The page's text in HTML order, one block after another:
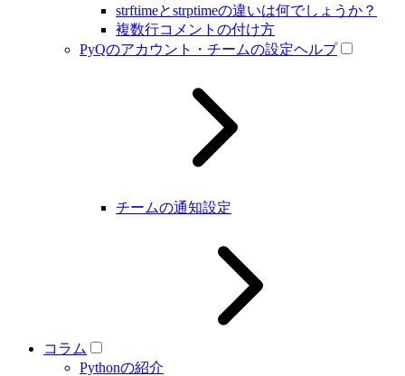
strftimeとstrptimeの違いは何でしょうか？
複数行コメントの付け方
PyQのアカウント・チームの設定ヘルプ
チームの通知設定
コラム
Pythonの紹介